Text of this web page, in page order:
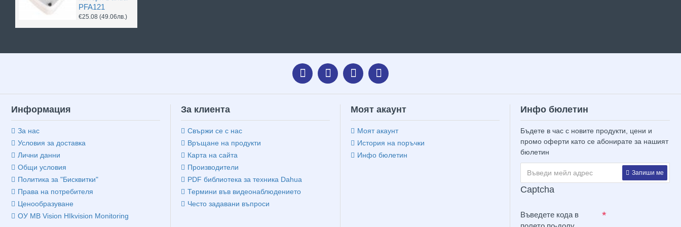
PFA121
€25.08(49.06лв.)
Информация
За нас
Условия за доставка
Лични данни
Общи условия
Политика за "Бисквитки"
Права на потребителя
Ценообразуване
ОУ MB Vision HIkvision Monitoring
За клиента
Свържи се с нас
Връщане на продукти
Карта на сайта
Производители
PDF библиотека за техника Dahua
Термини във видеонаблюдението
Често задавани въпроси
Моят акаунт
Моят акаунт
История на поръчки
Инфо бюлетин
Инфо бюлетин
Бъдете в час с новите продукти, цени и
промо оферти като се абонирате за нашият
бюлетин
Запиши ме
Captcha
Въведете кода в